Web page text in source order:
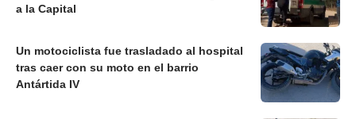
a la Capital
Un motociclista fue trasladado al hospital
tras caer con su moto en el barrio
Antártida IV